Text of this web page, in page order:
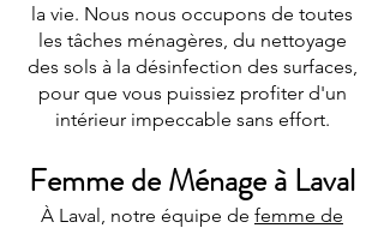
la vie. Nous nous occupons de toutes
les tâches ménagères, du nettoyage
des sols à la désinfection des surfaces,
pour que vous puissiez profiter d'un
intérieur impeccable sans effort.
Femme de Ménage à Laval
À Laval, notre équipe de femme de